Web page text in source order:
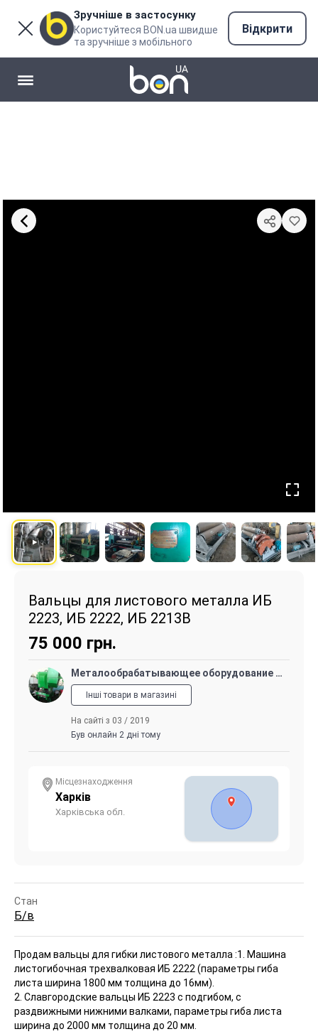
Зручніше в застосунку
Користуйтеся BON.ua швидше
та зручніше з мобільного
Відкрити
Вальцы для листового металла ИБ
2223, ИБ 2222, ИБ 2213В
75 000 грн.
Металообрабатывающее оборудование и КПО
Інші товари в магазині
На сайті з 03 / 2019
Був онлайн 2 дні тому
Місцезнаходження
Харків
Харківська обл.
Стан
Б/в
Продам вальцы для гибки листового металла :1. Машина
листогибочная трехвалковая ИБ 2222 (параметры гиба
листа ширина 1800 мм толщина до 16мм).
2. Славгородские вальцы ИБ 2223 с подгибом, с
раздвижными нижними валками, параметры гиба листа
ширина до 2000 мм толщина до 20 мм.